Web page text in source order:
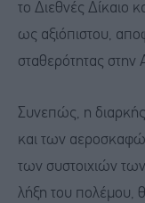
το Διεθνές Δίκαιο
ως αξιόπιστου,
σταθερότητας στην
Συνεπώς, η
και των
των συστοιχιών
λήξη του πολέμου,